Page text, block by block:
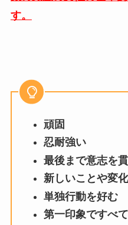
す。
頑固
忍耐強い
最後まで意志を貫
新しいことや変
単独行動を好む
第一印象ですべ